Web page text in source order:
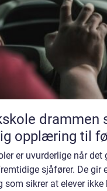
drammen slik finner
opplæring til
er uvurderlige når det
sjåfører. De gir
sikrer at elever ikke